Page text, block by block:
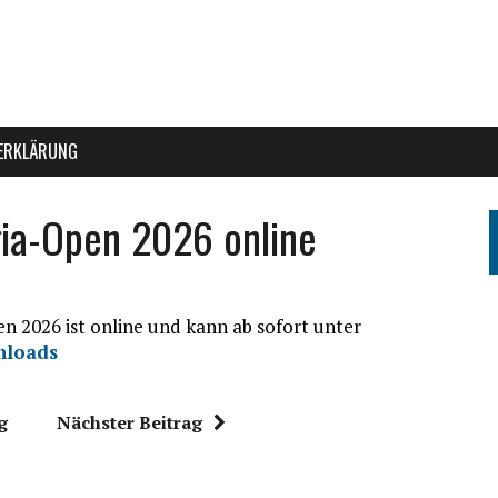
Open 2026 online
2026 ist online und kann ab sofort unter
Nächster Beitrag